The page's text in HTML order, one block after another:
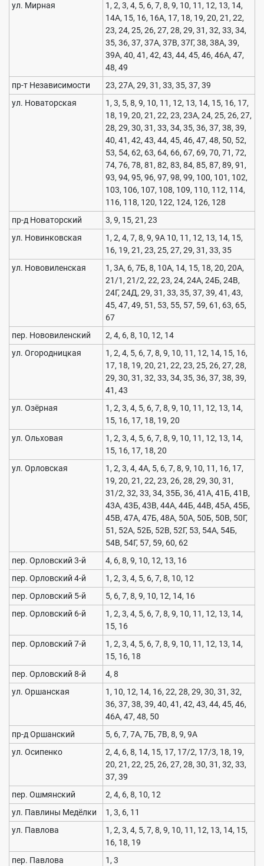
ул. Мирная
1, 2, 3, 4, 5, 6, 7, 8, 9, 10, 11, 12, 13, 14,
14А, 15, 16, 16А, 17, 18, 19, 20, 21, 22,
23, 24, 25, 26, 27, 28, 29, 31, 32, 33, 34,
35, 36, 37, 37А, 37В, 37Г, 38, 38А, 39,
39А, 40, 41, 42, 43, 44, 45, 46, 46А, 47,
48, 49
пр-т Независимости
23, 27А, 29, 31, 33, 35, 37, 39
ул. Новаторская
1, 3, 5, 8, 9, 10, 11, 12, 13, 14, 15, 16, 17,
18, 19, 20, 21, 22, 23, 23А, 24, 25, 26, 27,
28, 29, 30, 31, 33, 34, 35, 36, 37, 38, 39,
40, 41, 42, 43, 44, 45, 46, 47, 48, 50, 52,
53, 54, 62, 63, 64, 66, 67, 69, 70, 71, 72,
74, 76, 78, 81, 82, 83, 84, 85, 87, 89, 91,
93, 94, 95, 96, 97, 98, 99, 100, 101, 102,
103, 106, 107, 108, 109, 110, 112, 114,
116, 118, 120, 122, 124, 126, 128
пр-д Новаторский
3, 9, 15, 21, 23
ул. Новинковская
1, 2, 4, 7, 8, 9, 9А 10, 11, 12, 13, 14, 15,
16, 19, 21, 23, 25, 27, 29, 31, 33, 35
ул. Нововиленская
1, 3А, 6, 7Б, 8, 10А, 14, 15, 18, 20, 20А,
21/1, 21/2, 22, 23, 24, 24А, 24Б, 24В,
24Г, 24Д, 29, 31, 33, 35, 37, 39, 41, 43,
45, 47, 49, 51, 53, 55, 57, 59, 61, 63, 65,
67
пер. Нововиленский
2, 4, 6, 8, 10, 12, 14
ул. Огородницкая
1, 2, 4, 5, 6, 7, 8, 9, 10, 11, 12, 14, 15, 16,
17, 18, 19, 20, 21, 22, 23, 25, 26, 27, 28,
29, 30, 31, 32, 33, 34, 35, 36, 37, 38, 39,
41, 43
ул. Озёрная
1, 2, 3, 4, 5, 6, 7, 8, 9, 10, 11, 12, 13, 14,
15, 16, 17, 18, 19, 20
ул. Ольховая
1, 2, 3, 4, 5, 6, 7, 8, 9, 10, 11, 12, 13, 14,
15, 16, 17, 18, 20
ул. Орловская
1, 2, 3, 4, 4А, 5, 6, 7, 8, 9, 10, 11, 16, 17,
19, 20, 21, 22, 23, 26, 28, 29, 30, 31,
31/2, 32, 33, 34, 35Б, 36, 41А, 41Б, 41В,
43А, 43Б, 43В, 44А, 44Б, 44В, 45А, 45Б,
45В, 47А, 47Б, 48А, 50А, 50Б, 50В, 50Г,
51, 52А, 52Б, 52В, 52Г, 53, 54А, 54Б,
54В, 54Г, 57, 59, 60, 62
пер. Орловский 3-й
4, 6, 8, 9, 10, 12, 13, 16
пер. Орловский 4-й
1, 2, 3, 4, 5, 6, 7, 8, 10, 12
пер. Орловский 5-й
5, 6, 7, 8, 9, 10, 12, 14, 16
пер. Орловский 6-й
1, 2, 3, 4, 5, 6, 7, 8, 9, 10, 11, 12, 13, 14,
15, 16
пер. Орловский 7-й
1, 2, 3, 4, 5, 6, 7, 8, 9, 10, 11, 12, 13, 14,
15, 16, 18
пер. Орловский 8-й
4, 8
ул. Оршанская
1, 10, 12, 14, 16, 22, 28, 29, 30, 31, 32,
36, 37, 38, 39, 40, 41, 42, 43, 44, 45, 46,
46А, 47, 48, 50
пр-д Оршанский
5, 6, 7, 7А, 7Б, 7В, 8, 9, 9А
ул. Осипенко
2, 4, 6, 8, 14, 15, 17, 17/2, 17/3, 18, 19,
20, 21, 22, 25, 26, 27, 28, 30, 31, 32, 33,
37, 39
пер. Ошмянский
2, 4, 6, 8, 10, 12
ул. Павлины Медёлки
1, 3, 6, 11
ул. Павлова
1, 2, 3, 4, 5, 7, 8, 9, 10, 11, 12, 13, 14, 15,
16, 18, 19
пер. Павлова
1, 3